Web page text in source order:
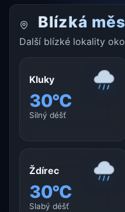
Blízká
Další blízké lokality
Kluky
30°C
Silný déšť
Ždírec
30°C
Slabý déšť